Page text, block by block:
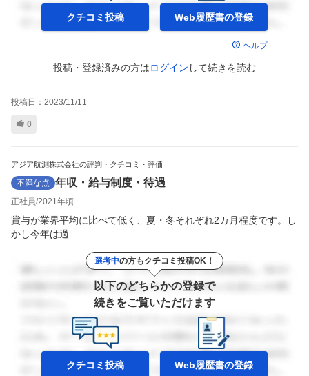
クチコミ投稿 Web履歴書の登録
ヘルプ
投稿・登録済みの方はログイン して続きを読む
投稿日： 2023/11/11
0
アジア航測株式会社の評判・クチコミ・評価
不満な点 年収・給与制度・待遇
正社員 2021年頃
賞与が業界平均に比べて低く、夏・冬それぞれ2カ月程度です。し
かし今年は過...
選考中の方もクチコミ投稿OK！
以下のどちらかの登録で
続きをご覧いただけます
クチコミ投稿 Web履歴書の登録